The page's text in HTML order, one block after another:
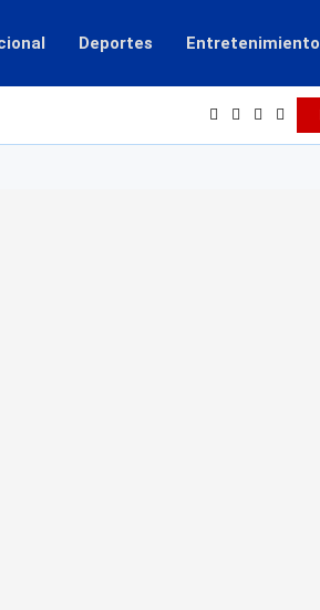
Deportes Entretenimiento